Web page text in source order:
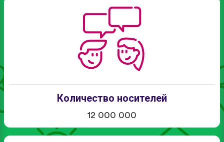
Количество носителей
12 000 000